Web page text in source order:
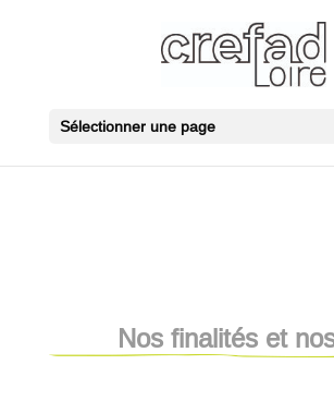
Sélectionner une page
Nos finalités et